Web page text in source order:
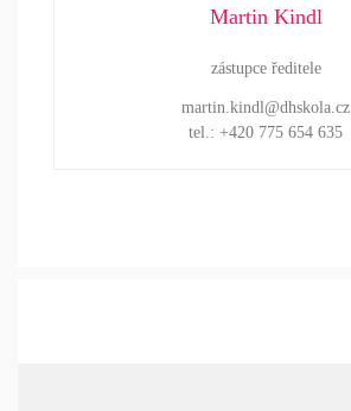
Martin Kindl
zástupce ředitele
martin.kindl@dhskola.cz
tel.: +420 775 654 635